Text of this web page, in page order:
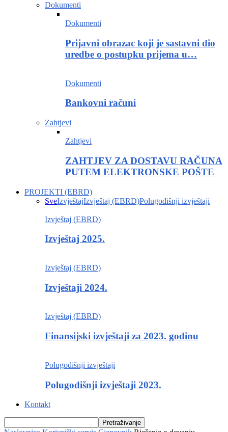
Dokumenti
Dokumenti
Prijavni obrazac koji je sastavni dio
uredbe o postupku prijema u…
Dokumenti
Bankovni računi
Zahtjevi
Zahtjevi
ZAHTJEV ZA DOSTAVU RAČUNA
PUTEM ELEKTRONSKE POŠTE
PROJEKTI (EBRD)
SveIzvještajIzvještaj (EBRD)Polugodišnji izvještaji
Izvještaj (EBRD)
Izvještaj 2025.
Izvještaj (EBRD)
Izvještaji 2024.
Izvještaj (EBRD)
Finansijski izvještaji za 2023. godinu
Polugodišnji izvještaji
Polugodišnji izvještaji 2023.
Kontakt